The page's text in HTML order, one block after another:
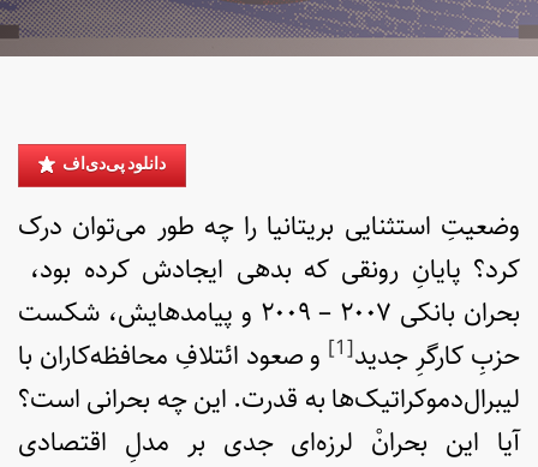
دانلود پی‌دی‌اف
وضعیتِ استثنایی بریتانیا را چه طور می‌توان درک
کرد؟ پایانِ رونقی که بدهی ایجادش کرده بود،
بحران بانکی ۲۰۰۷ – ۲۰۰۹ و پیامدهایش، شکست
حزبِ کارگرِ جدید[1]
و صعود ائتلافِ محافظه‌کاران با
لیبرال‌دموکراتیک‌ها به قدرت. این چه بحرانی است؟
آیا این بحرانْ لرزه‌ای جدی بر مدلِ اقتصادی